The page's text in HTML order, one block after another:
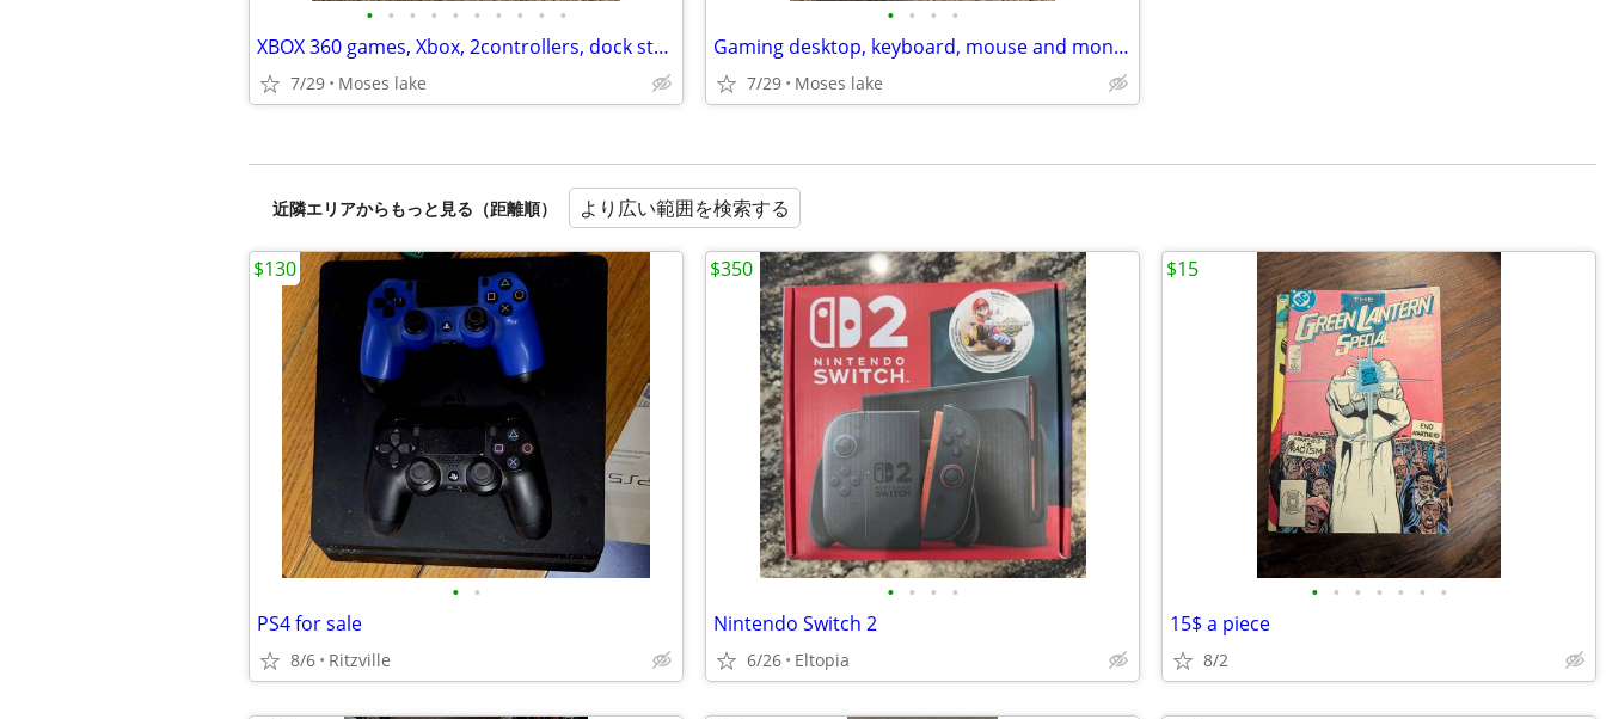
• • • • • • • • • •
XBOX 360 games, Xbox, 2controllers, dock station
7/29 Moses lake
• • • •
Gaming desktop, keyboard, mouse and monitor. NEW!!!
7/29 Moses lake
近隣エリアからもっと見る（距離順） より広い範囲を検索する
• •
PS4 for sale
8/6 Ritzville
$130
• • • •
Nintendo Switch 2
6/26 Eltopia
$350
• • • • • • •
15$ a piece
8/2
$15